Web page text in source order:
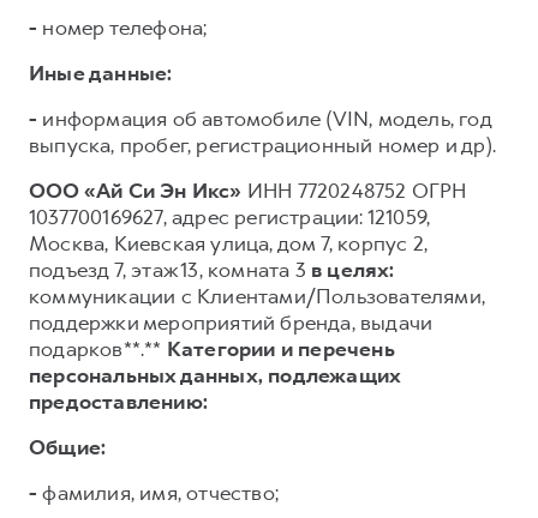
- номер телефона;
Иные данные:
- информация об автомобиле (VIN, модель, год
выпуска, пробег, регистрационный номер и др).
ООО «Ай Си Эн Икс» ИНН 7720248752 ОГРН
1037700169627, адрес регистрации: 121059,
Москва, Киевская улица, дом 7, корпус 2,
подъезд 7, этаж 13, комната 3 в целях:
коммуникации с Клиентами/Пользователями,
поддержки мероприятий бренда, выдачи
подарков**.** Категории и перечень
персональных данных, подлежащих
предоставлению:
Общие:
- фамилия, имя, отчество;